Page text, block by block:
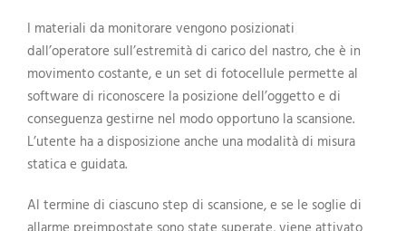
I materiali da monitorare vengono posizionati
dall’operatore sull’estremità di carico del nastro, che è in
movimento costante, e un set di fotocellule permette al
software di riconoscere la posizione dell’oggetto e di
conseguenza gestirne nel modo opportuno la scansione.
L’utente ha a disposizione anche una modalità di misura
statica e guidata.
Al termine di ciascuno step di scansione, e se le soglie di